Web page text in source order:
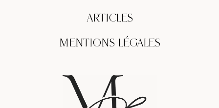
ARTICLES
MENTIONS LÉGALES